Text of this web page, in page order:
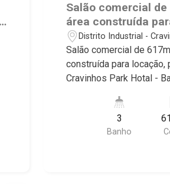
Salão comercial de
área construída
Excelente
ao Cravinhos Park
Bairro Distrito
Cravinhos/SP.
Distrito Industrial -
Salão comercial de
construída para locação,
Cravinhos Park Hotal -
características deste
Martinelli Imobiliária
3
Banho